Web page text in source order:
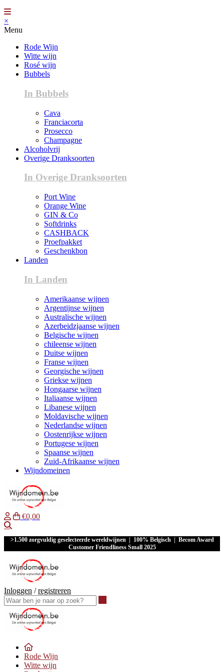
×
Menu
Rode Wijn
Witte wijn
Rosé wijn
Bubbels
In Bubbels
Cava
Franciacorta
Prosecco
Champagne
Alcoholvrij
Overige Dranksoorten
In Overige Dranksoorten
Port Wine
Orange Wine
GIN & Co
Softdrinks
CASHBACK
Proefpakket
Geschenkbon
Landen
In Landen
Amerikaanse wijnen
Argentijnse wijnen
Australische wijnen
Azerbeidzjaanse wijnen
Belgische wijnen
chileense wijnen
Duitse wijnen
Franse wijnen
Georgische wijnen
Griekse wijnen
Hongaarse wijnen
Italiaanse wijnen
Libanese wijnen
Moldavische wijnen
Nederlandse wijnen
Oostenrijkse wijnen
Portugese wijnen
Spaanse wijnen
Zuid-Afrikaanse wijnen
Wijndomeinen
€0,00
>1.500 zorgvuldig geselecteerde wereldwijnen | 100% Belgisch | Becom Award
Customer Friendliness Small 2025
Inloggen /registreren
Rode Wijn
Witte wijn